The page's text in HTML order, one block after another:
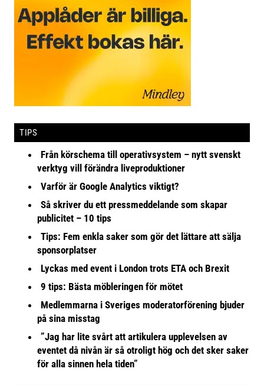
TIPS
Från körschema till operativsystem – nytt svenskt
verktyg vill förändra liveproduktioner
Varför är Google Analytics viktigt?
Så skriver du ett pressmeddelande som skapar
publicitet – 10 tips
Tips: Fem enkla saker som gör det lättare att sälja
sponsorplatser
Lyckas med event i London trots ETA och Brexit
9 tips: Bästa möbleringen för mötet
Medlemmarna i Sveriges moderatorförening bjuder
på sina misstag
”Jag har lite svårt att artikulera upplevelsen av
eventet då nivån är så otroligt hög och det sker saker
för alla sinnen hela tiden”